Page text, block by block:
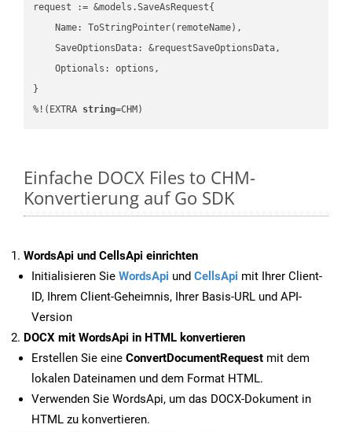
request := &models.SaveAsRequest{
    Name: ToStringPointer(remoteName),
    SaveOptionsData: &requestSaveOptionsData,
    Optionals: options,
}
%!(EXTRA string=CHM)
Einfache DOCX Files to CHM-
Konvertierung auf Go SDK
WordsApi und CellsApi einrichten
Initialisieren Sie WordsApi und CellsApi mit Ihrer Client-
ID, Ihrem Client-Geheimnis, Ihrer Basis-URL und API-
Version
DOCX mit WordsApi in HTML konvertieren
Erstellen Sie eine ConvertDocumentRequest mit dem
lokalen Dateinamen und dem Format HTML.
Verwenden Sie WordsApi, um das DOCX-Dokument in
HTML zu konvertieren.